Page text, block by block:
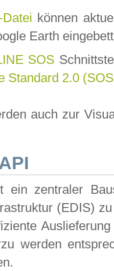
können
Earth
SOS
Standard 2.0
auch zur
ein zentraler
(EDIS)
werden